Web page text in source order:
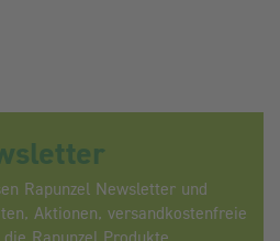
Rapunzel Newsletter und
Aktionen, versandkostenfreie
Rapunzel Produkte,